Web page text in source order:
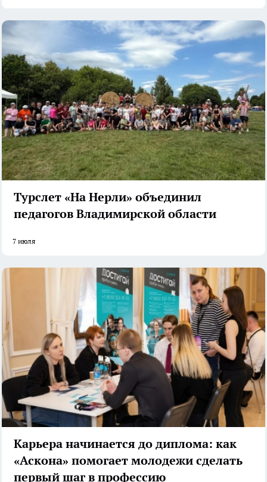
Турслет «На Нерли» объединил
педагогов Владимирской области
7 июля
Карьера начинается до диплома: как
«Аскона» помогает молодежи сделать
первый шаг в профессию